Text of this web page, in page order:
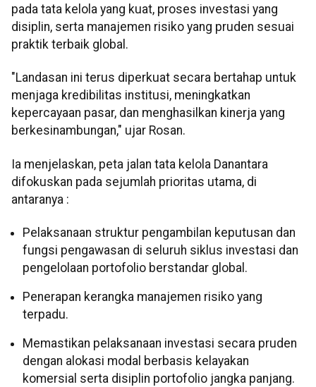
pada tata kelola yang kuat, proses investasi yang
disiplin, serta manajemen risiko yang pruden sesuai
praktik terbaik global.
"Landasan ini terus diperkuat secara bertahap untuk
menjaga kredibilitas institusi, meningkatkan
kepercayaan pasar, dan menghasilkan kinerja yang
berkesinambungan," ujar Rosan.
Ia menjelaskan, peta jalan tata kelola Danantara
difokuskan pada sejumlah prioritas utama, di
antaranya :
Pelaksanaan struktur pengambilan keputusan dan
fungsi pengawasan di seluruh siklus investasi dan
pengelolaan portofolio berstandar global.
Penerapan kerangka manajemen risiko yang
terpadu.
Memastikan pelaksanaan investasi secara pruden
dengan alokasi modal berbasis kelayakan
komersial serta disiplin portofolio jangka panjang.